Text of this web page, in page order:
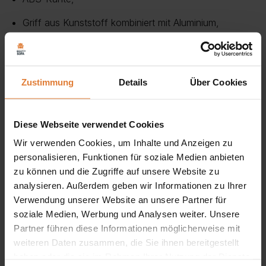
Zustimmung Details Über Cookies
Diese Webseite verwendet Cookies
Wir verwenden Cookies, um Inhalte und Anzeigen zu
personalisieren, Funktionen für soziale Medien anbieten
zu können und die Zugriffe auf unsere Website zu
analysieren. Außerdem geben wir Informationen zu Ihrer
Verwendung unserer Website an unsere Partner für
soziale Medien, Werbung und Analysen weiter. Unsere
Partner führen diese Informationen möglicherweise mit
weiteren Daten zusammen, die Sie ihnen bereitgestellt
Griff aus Kunststoff kombiniert mit Aluminium,
Die Kommode M36 aus der Kollektion MAXIMUS ist ein
besteht, hinter denen sich Einlegeböden verbergen.
solider Verarbeitung.
Die Kommode ist aus beidseitig laminierter Platte gefertigt
und ihre Kanten sind durch ABS-Kanten geschützt.
Der Griff besteht aus Kunststoff in Kombination mit
Aluminium, und die Beine sind aus Kunststoff gefertigt. Die
Schubladen sind mit Rollenschienen ausgestattet.
Die Kollektion MAXIMUS ist ein klassisches und äußerst